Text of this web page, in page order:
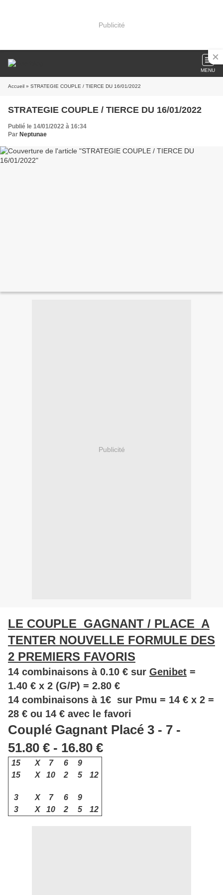
Publicité
MENU
Accueil » STRATEGIE COUPLE / TIERCE DU 16/01/2022
STRATEGIE COUPLE / TIERCE DU 16/01/2022
Publié le 14/01/2022 à 16:34
Par Neptunae
Publicité
LE COUPLE GAGNANT / PLACE A
TENTER NOUVELLE FORMULE DES
2 PREMIERS FAVORIS
14 combinaisons à 0.10 € sur Genibet =
1.40 € x 2 (G/P) = 2.80 €
14 combinaisons à 1€ sur Pmu = 14 € x 2 =
28 € ou 14 € avec le favori
Couplé Gagnant Placé 3 - 7 -
51.80 € - 16.80 €
15 X 7 6
9
15
X 10 2 5 12
3 X 7 6
9
3
X 10 2 5 12